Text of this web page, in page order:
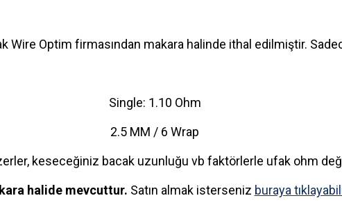
Wire Optim firmasından makara halinde ithal edilmiştir.
Single: 1.10 Ohm
2.5 MM / 6 Wrap
keseceğiniz bacak uzunluğu vb faktörlerle ufak ohm
halide mevcuttur. Satın almak isterseniz buraya